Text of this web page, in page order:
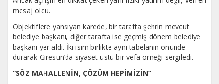
mesaj oldu.
Objektiflere yansıyan karede, bir tarafta şehrin mevcut
belediye başkanı, diğer tarafta ise geçmiş dönem belediye
başkanı yer aldı. İki isim birlikte aynı tabelanın önünde
durarak Giresun’da siyaset üstü bir vefa örneği sergiledi.
“SÖZ MAHALLENİN, ÇÖZÜM HEPİMİZİN”